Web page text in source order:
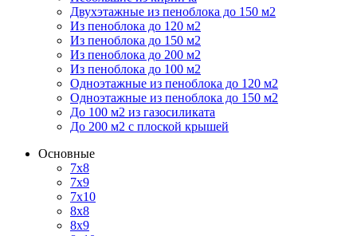
Двухэтажные из пеноблока до 150 м2
Из пеноблока до 120 м2
Из пеноблока до 150 м2
Из пеноблока до 200 м2
Из пеноблока до 100 м2
Одноэтажные из пеноблока до 120 м2
Одноэтажные из пеноблока до 150 м2
До 100 м2 из газосиликата
До 200 м2 с плоской крышей
Основные
7х8
7х9
7х10
8х8
8х9